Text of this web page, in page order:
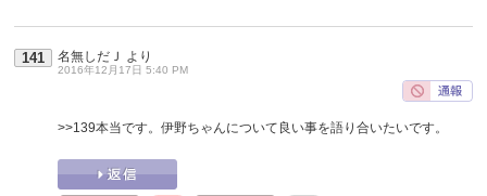
141 名無しだＪ より
2016年12月17日 5:40 PM
>>139本当です。伊野ちゃんについて良い事を語り合いたいです。